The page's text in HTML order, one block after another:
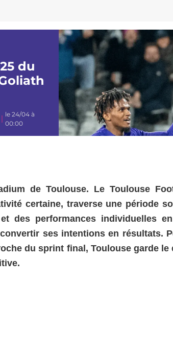
du
le 24/04 à
00:00
de Toulouse. Le Toulouse
certaine, traverse une période
des performances individuelles
ses intentions en résultats.
du sprint final, Toulouse garde